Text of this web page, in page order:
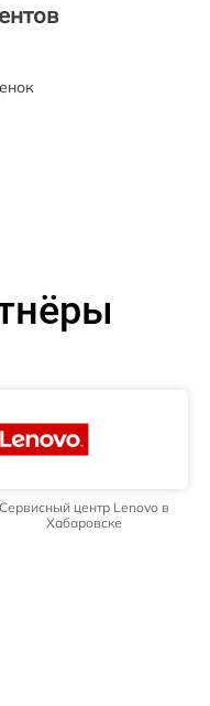
Сервисный центр Lenovo в
Хабаровске